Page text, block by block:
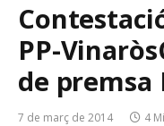
PP-Vinaròs
de premsa
7 de març de 2014 4